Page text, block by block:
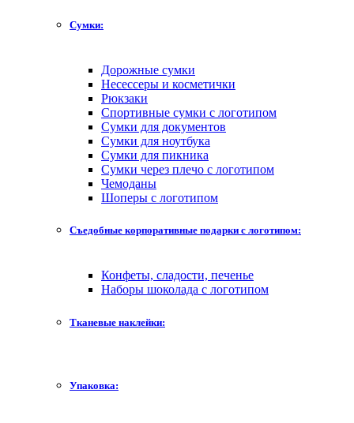
Сумки:
Дорожные сумки
Несессеры и косметички
Рюкзаки
Спортивные сумки с логотипом
Сумки для документов
Сумки для ноутбука
Сумки для пикника
Сумки через плечо с логотипом
Чемоданы
Шоперы с логотипом
Съедобные корпоративные подарки с логотипом:
Конфеты, сладости, печенье
Наборы шоколада с логотипом
Тканевые наклейки:
Упаковка: